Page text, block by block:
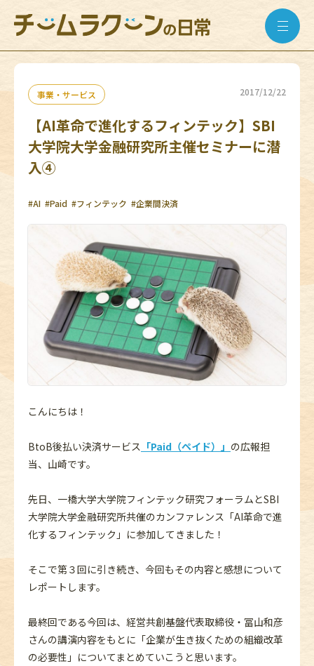
事業・サービス 2017/12/22
【AI革命で進化するフィンテック】SBI
大学院大学金融研究所主催セミナーに潜
入④
#AI #Paid #フィンテック #企業間決済
こんにちは！
BtoB後払い決済サービス 「Paid（ペイド）」 の広報担
当、山崎です。
先日、一橋大学大学院フィンテック研究フォーラムとSBI
大学院大学金融研究所共催のカンファレンス「AI革命で進
化するフィンテック」に参加してきました！
そこで第３回に引き続き、今回もその内容と感想について
レポートします。
最終回である今回は、経営共創基盤代表取締役・冨山和彦
さんの講演内容をもとに「企業が生き抜くための組織改革
の必要性」についてまとめていこうと思います。